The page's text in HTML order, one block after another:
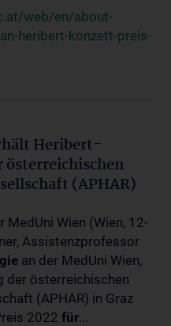
web/en/about-
heribert-konzett-preis-
Heribert-
(APHAR)
MedUni Wien (Wien, 12-
Assistenzprofessor
an der MedUni Wien,
der österreichischen
(APHAR) in Graz
2022 für...